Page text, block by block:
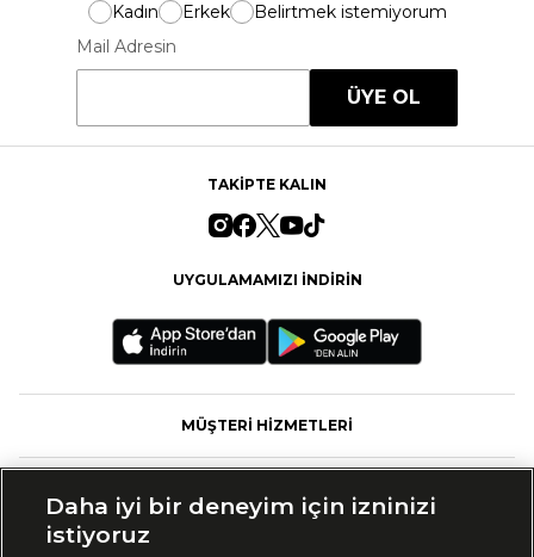
Kadın Erkek
Belirtmek istemiyorum
Mail Adresin
ÜYE OL
TAKİPTE KALIN
UYGULAMAMIZI İNDİRİN
MÜŞTERİ HİZMETLERİ
Daha iyi bir deneyim için izninizi
istiyoruz